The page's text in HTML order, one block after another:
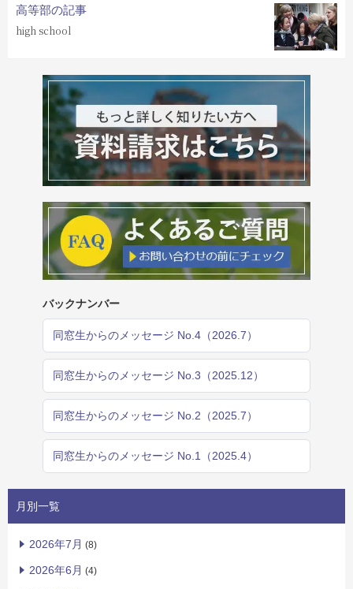
高等部の記事
high school
バックナンバー
同窓生からのメッセージ No.4（2026.7）
同窓生からのメッセージ No.3（2025.12）
同窓生からのメッセージ No.2（2025.7）
同窓生からのメッセージ No.1（2025.4）
月別一覧
2026年7月 (8)
2026年6月 (4)